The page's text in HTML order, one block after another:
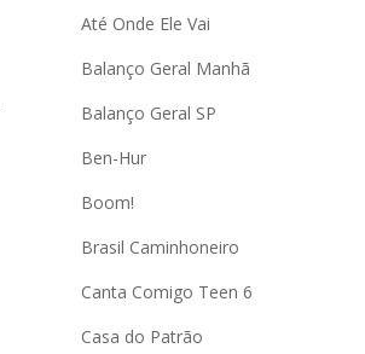
Até Onde Ele Vai
Balanço Geral Manhã
Balanço Geral SP
Ben-Hur
Boom!
Brasil Caminhoneiro
Canta Comigo Teen 6
Casa do Patrão